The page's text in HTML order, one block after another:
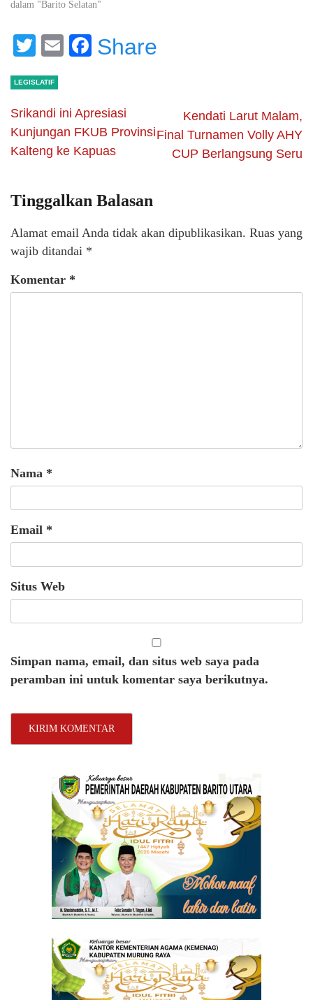
dalam "Barito Selatan"
Twitter
EmailFacebook
Share
LEGISLATIF
Srikandi ini Apresiasi
Kunjungan FKUB Provinsi
Kalteng ke Kapuas
Kendati Larut Malam,
Final Turnamen Volly AHY
CUP Berlangsung Seru
Tinggalkan Balasan
Alamat email Anda tidak akan dipublikasikan. Ruas yang
wajib ditandai *
Komentar *
Nama *
Email *
Situs Web
Simpan nama, email, dan situs web saya pada
peramban ini untuk komentar saya berikutnya.